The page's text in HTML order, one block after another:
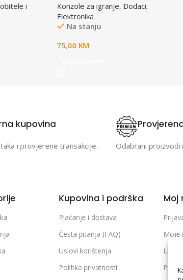
i
Konzole za igranje, Dodaci,
Elektronika
Na stanju
75,00 KM
kupovina
i provjerene transakcije. Odabrani proizvodi
Kupovina i podrška
Plaćanje i dostava
Česta pitanja (FAQ)
Uslovi korištenja
Politika privatnosti
Moj
Moje
Lista